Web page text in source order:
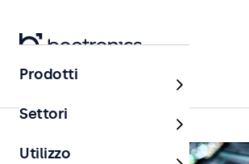
Home
Prodotti
Settori
Utilizzo